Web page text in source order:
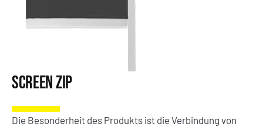
Screen Zip
Die Besonderheit des Produkts ist die Verbindung von